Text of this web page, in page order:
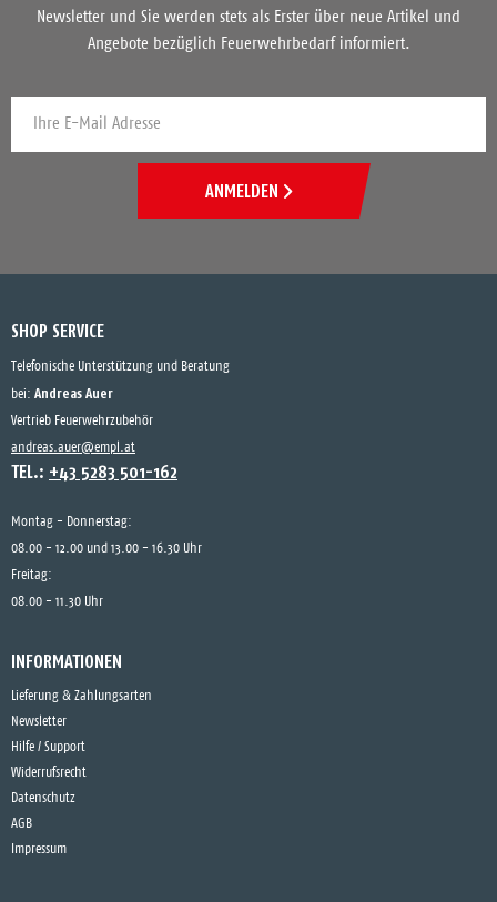
Newsletter und Sie werden stets als Erster über neue Artikel und
Angebote bezüglich Feuerwehrbedarf informiert.
ANMELDEN
SHOP SERVICE
Telefonische Unterstützung und Beratung
bei: Andreas Auer
Vertrieb Feuerwehrzubehör
andreas.auer@empl.at
TEL.: +43 5283 501-162
Montag - Donnerstag:
08.00 - 12.00 und 13.00 - 16.30 Uhr
Freitag:
08.00 - 11.30 Uhr
INFORMATIONEN
Lieferung & Zahlungsarten
Newsletter
Hilfe / Support
Widerrufsrecht
Datenschutz
AGB
Impressum